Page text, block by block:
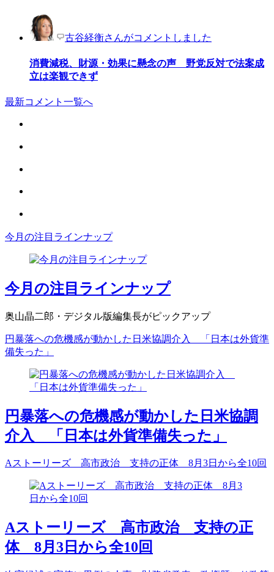
古谷経衡さんがコメントしました
消費減税、財源・効果に懸念の声 野党反対で法案成
立は楽観できず
最新コメント一覧へ
今月の注目ラインナップ
今月の注目ラインナップ
奥山晶二郎・デジタル版編集長がピックアップ
円暴落への危機感が動かした日米協調介入 「日本は外貨準
備失った」
円暴落への危機感が動かした日米協調
介入 「日本は外貨準備失った」
Aストーリーズ 高市政治 支持の正体 8月3日から全10回
Aストーリーズ 高市政治 支持の正
体 8月3日から全10回